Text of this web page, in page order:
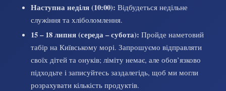
Наступна неділя (10:00): Відбудеться недільне
служіння та хліболомлення.
15 – 18 липня (середа – субота): Пройде наметовий
табір на Київському морі. Запрошуємо відправляти
своїх дітей та онуків; ліміту немає, але обов’язково
підходьте і записуйтесь заздалегідь, щоб ми могли
розрахувати кількість продуктів.